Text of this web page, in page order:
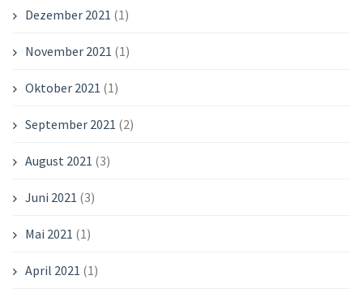
Dezember 2021 (1)
November 2021 (1)
Oktober 2021 (1)
September 2021 (2)
August 2021 (3)
Juni 2021 (3)
Mai 2021 (1)
April 2021 (1)